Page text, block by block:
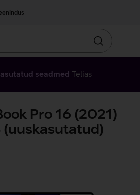
Otsin
seadmed Telias
Pro 16 (2021)
(uuskasutatud)